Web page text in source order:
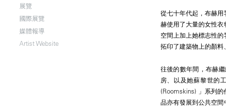
展覽
國際展覽
媒體報導
Artist Website
從七十年代起，布赫
赫使用了大量的女性
空間上加上她標志性
拓印了建築物上的顏料
往後的數年間，布赫
房、以及她蘇黎世的
(Roomskins) 」系列
品亦有發展到公共空